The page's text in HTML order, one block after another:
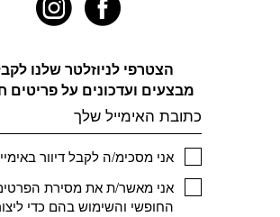
הצטרפי לניוזלטר שלנו
מבצעים ועדכונים על פריטים
אני מסכימ/ה לקבל דיוור
אני מאשר/ת את מסירת
החופשי והשימוש בהם כדי